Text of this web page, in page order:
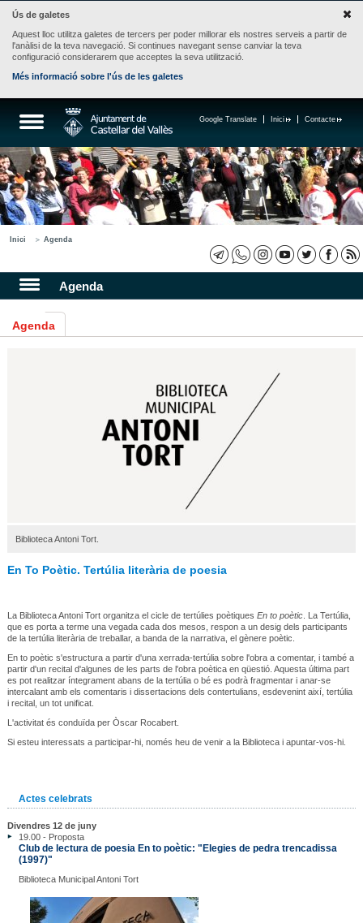
Ús de galetes
Aquest lloc utilitza galetes de tercers per poder millorar els nostres serveis a partir de
l'anàlisi de la teva navegació. Si continues navegant sense canviar la teva
configuració considerarem que acceptes la seva utilització.
Més informació sobre l'ús de les galetes
Contacte
Inici
Google Translate
Inici Agenda
Agenda
Agenda
Biblioteca Antoni Tort.
En To Poètic. Tertúlia literària de poesia
La Biblioteca Antoni Tort organitza el cicle de tertúlies poètiques En to poètic. La Tertúlia,
que es porta a terme una vegada cada dos mesos, respon a un desig dels participants
de la tertúlia literària de treballar, a banda de la narrativa, el gènere poètic.
En to poètic s'estructura a partir d'una xerrada-tertúlia sobre l'obra a comentar, i també a
partir d'un recital d'algunes de les parts de l'obra poètica en qüestió. Aquesta última part
es pot realitzar íntegrament abans de la tertúlia o bé es podrà fragmentar i anar-se
intercalant amb els comentaris i dissertacions dels contertulians, esdevenint així, tertúlia
i recital, un tot unificat.
L'activitat és conduïda per Òscar Rocabert.
Si esteu interessats a participar-hi, només heu de venir a la Biblioteca i apuntar-vos-hi.
Actes celebrats
Divendres 12 de juny
19.00 - Proposta
Club de lectura de poesia En to poètic: "Elegies de pedra trencadissa
(1997)"
Biblioteca Municipal Antoni Tort